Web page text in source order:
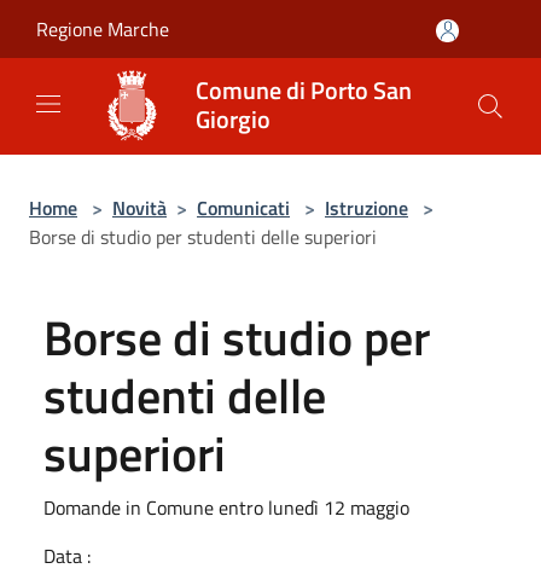
Regione Marche
Comune di Porto San
Giorgio
Home > Novità > Comunicati > Istruzione >
Borse di studio per studenti delle superiori
Borse di studio per
studenti delle
superiori
Domande in Comune entro lunedì 12 maggio
Data :